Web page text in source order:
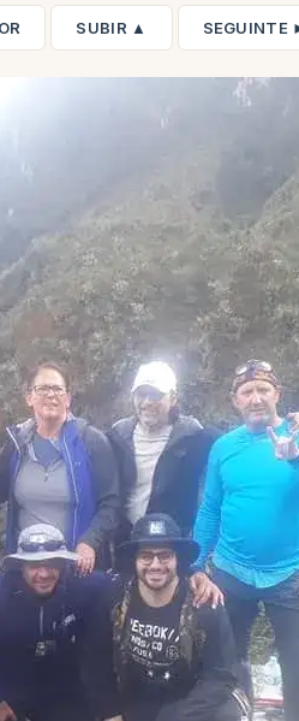
SUBIR ▲ SEGUINTE